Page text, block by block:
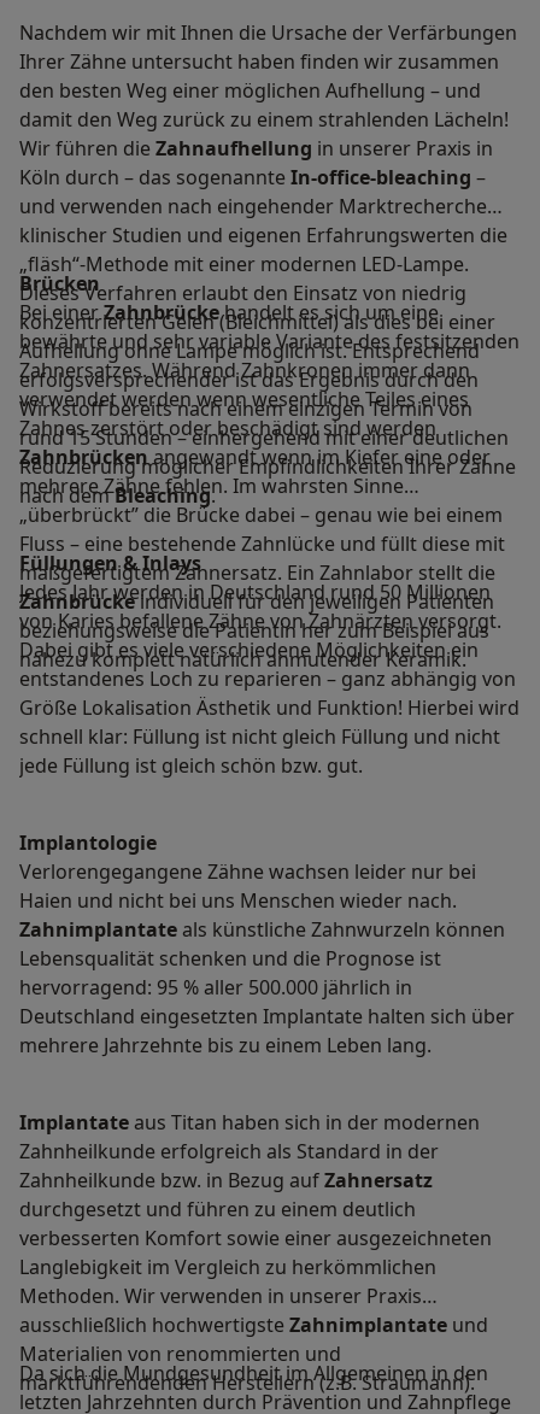
Nachdem wir mit Ihnen die Ursache der Verfärbungen
Ihrer Zähne untersucht haben finden wir zusammen
den besten Weg einer möglichen Aufhellung – und
damit den Weg zurück zu einem strahlenden Lächeln!
Wir führen die Zahnaufhellung in unserer Praxis in
Köln durch – das sogenannte In-office-bleaching –
und verwenden nach eingehender Marktrecherche
klinischer Studien und eigenen Erfahrungswerten die
„fläsh“-Methode mit einer modernen LED-Lampe.
Dieses Verfahren erlaubt den Einsatz von niedrig
konzentrierten Gelen (Bleichmittel) als dies bei einer
Aufhellung ohne Lampe möglich ist. Entsprechend
erfolgsversprechender ist das Ergebnis durch den
Wirkstoff bereits nach einem einzigen Termin von
rund 15 Stunden – einhergehend mit einer deutlichen
Reduzierung möglicher Empfindlichkeiten Ihrer Zähne
nach demBleaching.
Brücken
Bei einerZahnbrückehandelt es sich um eine
bewährte und sehr variable Variante des festsitzenden
Zahnersatzes. Während Zahnkronen immer dann
verwendet werden wenn wesentliche Teiles eines
Zahnes zerstört oder beschädigt sind werden
Zahnbrückenangewandt wenn im Kiefer eine oder
mehrere Zähne fehlen. Im wahrsten Sinne
„überbrückt” die Brücke dabei – genau wie bei einem
Fluss – eine bestehende Zahnlücke und füllt diese mit
maßgefertigtem Zahnersatz. Ein Zahnlabor stellt die
Zahnbrückeindividuell für den jeweiligen Patienten
beziehungsweise die Patientin her zum Beispiel aus
nahezu komplett natürlich anmutender Keramik.
Füllungen & Inlays
Jedes Jahr werden in Deutschland rund 50 Millionen
von Karies befallene Zähne von Zahnärzten versorgt.
Dabei gibt es viele verschiedene Möglichkeiten ein
entstandenes Loch zu reparieren – ganz abhängig von
Größe Lokalisation Ästhetik und Funktion! Hierbei wird
schnell klar: Füllung ist nicht gleich Füllung und nicht
jede Füllung ist gleich schön bzw. gut.
Implantologie
Verlorengegangene Zähne wachsen leider nur bei
Haien und nicht bei uns Menschen wieder nach.
Zahnimplantateals künstliche Zahnwurzeln können
Lebensqualität schenken und die Prognose ist
hervorragend: 95 % aller 500.000 jährlich in
Deutschland eingesetzten Implantate halten sich über
mehrere Jahrzehnte bis zu einem Leben lang.
Implantateaus Titan haben sich in der modernen
Zahnheilkunde erfolgreich als Standard in der
Zahnheilkunde bzw. in Bezug aufZahnersatz
durchgesetzt und führen zu einem deutlich
verbesserten Komfort sowie einer ausgezeichneten
Langlebigkeit im Vergleich zu herkömmlichen
Methoden. Wir verwenden in unserer Praxis
ausschließlich hochwertigste Zahnimplantate und
Materialien von renommierten und
marktführendenden Herstellern (z.B. Straumann).
Da sich die Mundgesundheit im Allgemeinen in den
letzten Jahrzehnten durch Prävention und Zahnpflege